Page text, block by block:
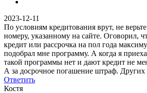
2023-12-11
По условиям кредитования врут, не
номеру, указанному на сайте. Оговорил,
кредит или рассрочка на пол года
подобрал мне программу. А когда я
такой программы нет и дают кредит не
А за досрочное погашение штраф. Других
Ответить
Костя